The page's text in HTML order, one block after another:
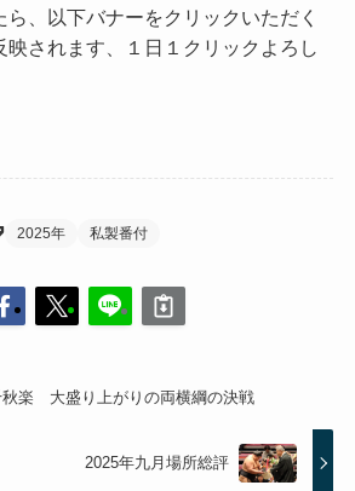
、以下バナーをクリックいただく
映されます、１日１クリックよろし
2025年 私製番付
楽 大盛り上がりの両横綱の決戦
2025年九月場所総評